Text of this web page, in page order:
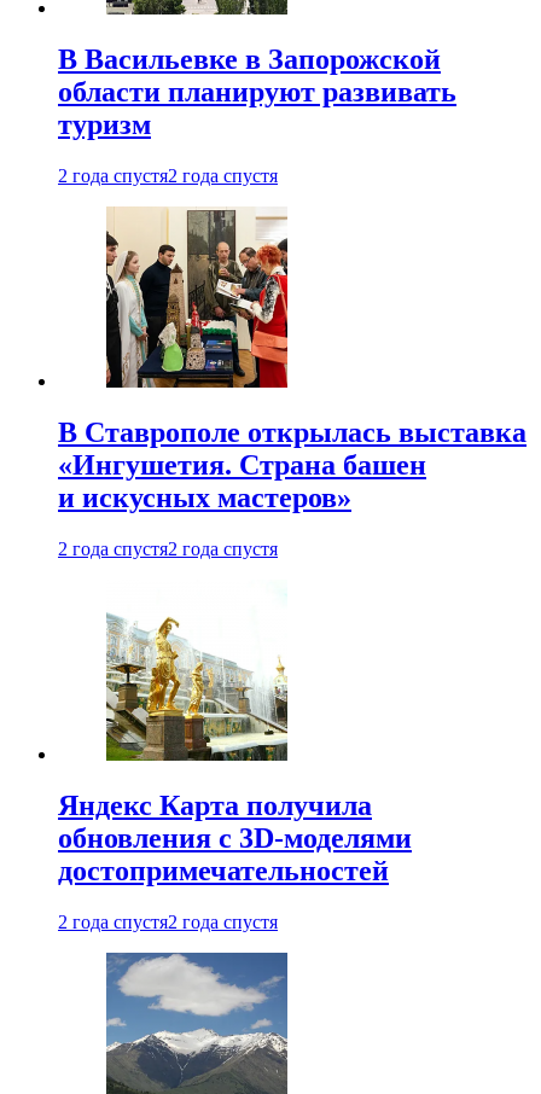
В Васильевке в Запорожской
области планируют развивать
туризм
2 года спустя2 года спустя
В Ставрополе открылась выставка
«Ингушетия. Страна башен
и искусных мастеров»
2 года спустя2 года спустя
Яндекс Карта получила
обновления с 3D-моделями
достопримечательностей
2 года спустя2 года спустя